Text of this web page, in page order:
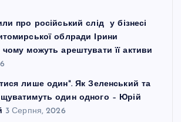
про російський слід у бізнесі
облради Ірини
можуть арештувати її активи
лише один". Як Зеленський та
один одного – Юрій
3 Серпня, 2026